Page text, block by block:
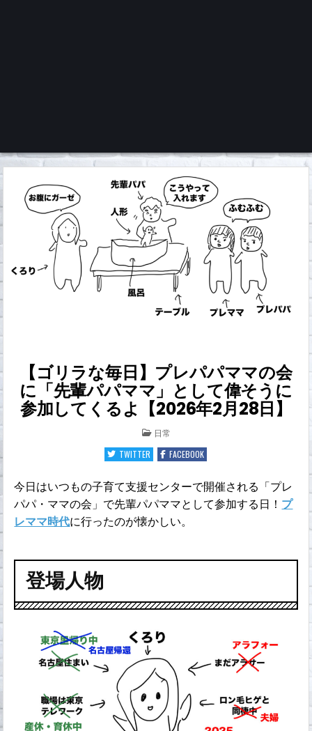
くろチャンネル
【ゴリラな毎日】プレパパママの会
に「先輩パパママ」として偉そうに
参加してくるよ【2026年2月28日】
POSTED
IN
日常
TWITTER
FACEBOOK
今日はいつもの子育て支援センターで開催される「プレ
パパ・ママの会」で先輩パパママとして参加する日！ プ
レママ時代に行ったのが懐かしい。
登場人物